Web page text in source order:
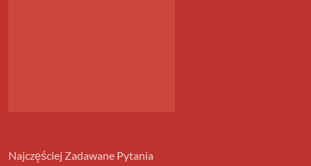
Najczęściej Zadawane Pytania